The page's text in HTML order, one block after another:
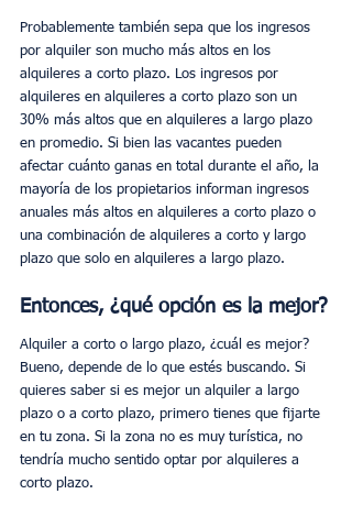
Probablemente también sepa que los ingresos
por alquiler son mucho más altos en los
alquileres a corto plazo. Los ingresos por
alquileres en alquileres a corto plazo son un
30% más altos que en alquileres a largo plazo
en promedio. Si bien las vacantes pueden
afectar cuánto ganas en total durante el año, la
mayoría de los propietarios informan ingresos
anuales más altos en alquileres a corto plazo o
una combinación de alquileres a corto y largo
plazo que solo en alquileres a largo plazo.
Entonces, ¿qué opción es la mejor?
Alquiler a corto o largo plazo, ¿cuál es mejor?
Bueno, depende de lo que estés buscando. Si
quieres saber si es mejor un alquiler a largo
plazo o a corto plazo, primero tienes que fijarte
en tu zona. Si la zona no es muy turística, no
tendría mucho sentido optar por alquileres a
corto plazo.